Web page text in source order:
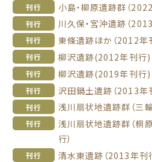
刊行 小島・柳原遺跡群（
刊行 川久保・宮沖遺跡（
刊行 東條遺跡ほか（2012年
刊行 柳沢遺跡(2012年刊行)
刊行 柳沢遺跡(2019年刊
刊行 沢田鍋土遺跡（2013年
刊行 浅川扇状地遺跡群（三
刊行
浅川扇状地遺跡群（桐
行）
刊行 清水東遺跡（2013年刊